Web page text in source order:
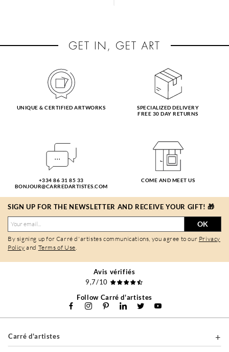
UNIQUE & CERTIFIED ARTWORKS
SPECIALIZED DELIVERY
FREE 30 DAY RETURNS
+334 86 31 85 33
BONJOUR@CARREDARTISTES.COM
COME AND MEET US
SIGN UP FOR THE NEWSLETTER AND RECEIVE YOUR GIFT! 🎁
OK
By signing up for Carré d'artistes communications, you agree to our Privacy
Policy and Terms of Use
Avis vérifiés
9,7/10
Follow Carré d'artistes
Carré d'artistes